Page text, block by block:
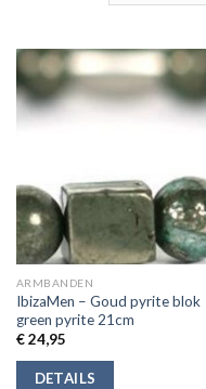
ARMBANDEN
IbizaMen – Goud pyrite blok
green pyrite 21cm
€24,95
DETAILS